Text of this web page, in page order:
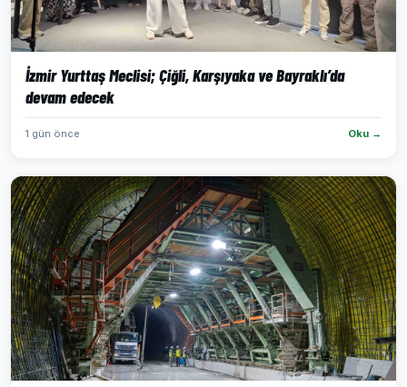
İzmir Yurttaş Meclisi; Çiğli, Karşıyaka ve Bayraklı’da
devam edecek
1 gün önce Oku →